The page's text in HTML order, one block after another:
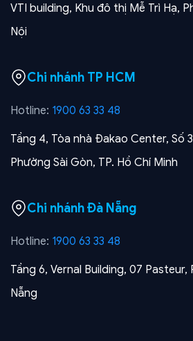
VTI building, Khu đô thị Mễ Trì Hạ,
Nội
Chi nhánh TP HCM
Hotline: 1900 63 33 48
Tầng 4, Tòa nhà Đakao Center, Số
Phường Sài Gòn, TP. Hồ Chí Minh
Chi nhánh Đà Nẵng
Hotline: 1900 63 33 48
Tầng 6, Vernal Building, 07
Nẵng